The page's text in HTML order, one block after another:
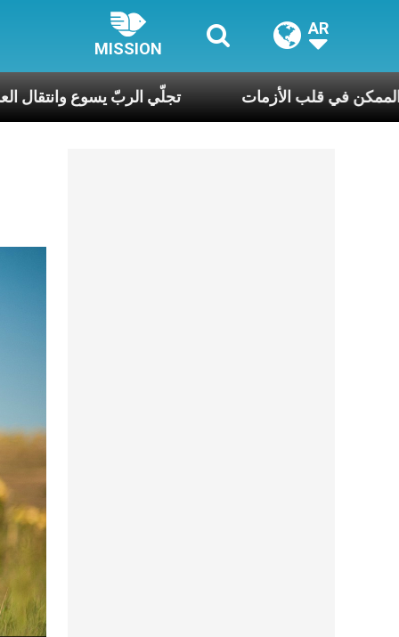
MISSION
AR
تجلّي الحويك: قدّيس الممكن في قلب الأزمات